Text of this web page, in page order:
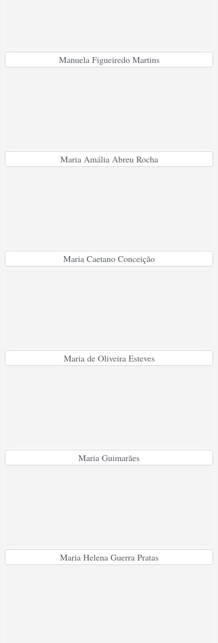
Manuela Figueiredo Martins
Maria Amália Abreu Rocha
Maria Caetano Conceição
Maria de Oliveira Esteves
Maria Guimarães
Maria Helena Guerra Pratas